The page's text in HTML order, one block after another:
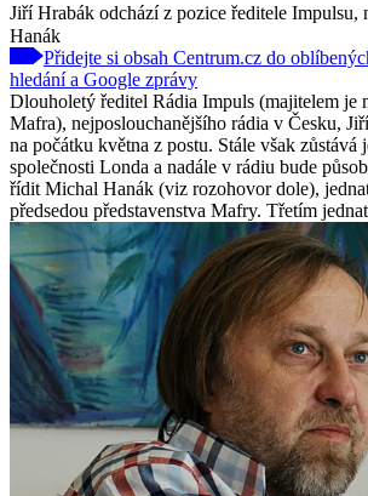
Jiří Hrabák odchází z pozice ředitele Impulsu,
Hanák
Přidejte si obsah Centrum.cz do
hledání a Google zprávy
Dlouholetý ředitel Rádia Impuls (majitelem je
Mafra), nejposlouchanějšího rádia v Česku,
na počátku května z postu. Stále však zůstává
společnosti Londa a nadále v rádiu bude
řídit Michal Hanák (viz rozohovor dole),
předsedou představenstva Mafry. Třetím